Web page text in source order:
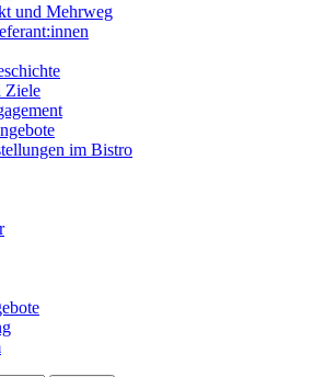
und Mehrweg
Ziele
im Bistro